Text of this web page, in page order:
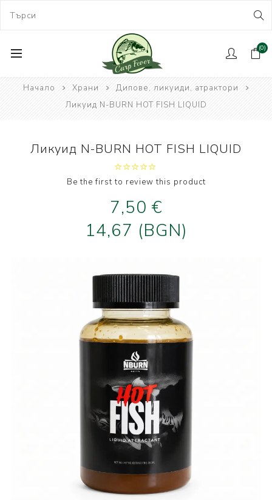
(0)
Начало Храни
Дипове, ликуиди, атрактори
Ликуид N-BURN HOT FISH LIQUID
Ликуид N-BURN HOT FISH LIQUID
Be the first to review this product
7,50 €
14,67 (BGN)